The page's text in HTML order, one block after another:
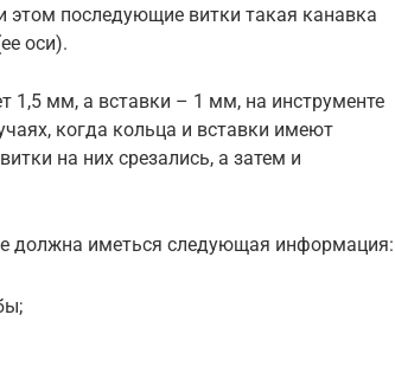
последующие витки такая канавка
оси).
1,5 мм, а вставки – 1 мм, на инструменте
когда кольца и вставки имеют
на них срезались, а затем и
должна иметься следующая информация: